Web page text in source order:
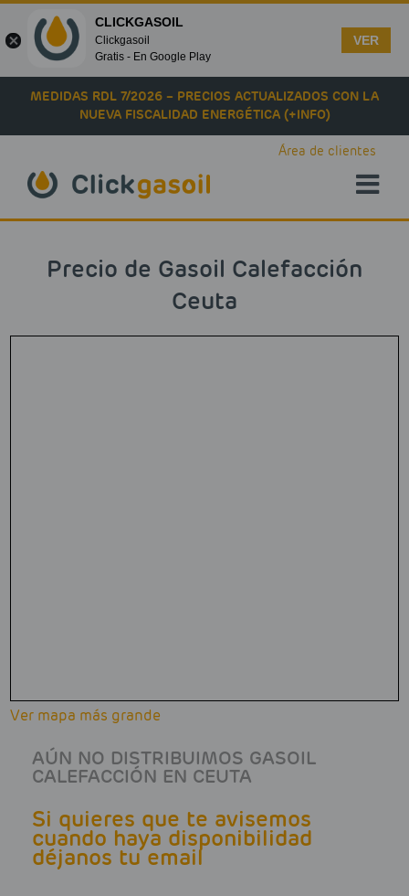
Skip to main content
MEDIDAS RDL 7/2026 – PRECIOS ACTUALIZADOS CON LA
NUEVA FISCALIDAD ENERGÉTICA (+INFO)
Área de clientes
Precio de Gasoil Calefacción
Ceuta
Ver mapa más grande
AÚN NO DISTRIBUIMOS GASOIL
CALEFACCIÓN EN CEUTA
Si quieres que te avisemos
cuando haya disponibilidad
déjanos tu email
CLICKGASOIL
Clickgasoil
Gratis - En Google Play
VER